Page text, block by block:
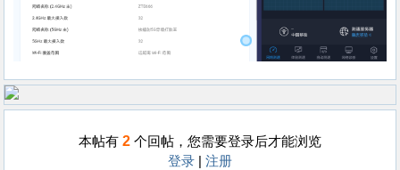
本帖有 2 个回帖，您需要登录后才能浏览
登录
注册